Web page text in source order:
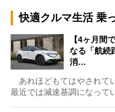
快適クルマ生活 乗
【4ヶ月間
なる「航続
消…
あれほどもてはやされて
最近では減速基調になって